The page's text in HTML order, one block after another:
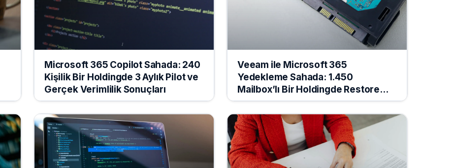
Microsoft 365 Copilot Sahada: 240
Kişilik Bir Holdingde 3 Aylık Pilot ve
Gerçek Verimlilik Sonuçları
Veeam ile Microsoft 365
Yedekleme Sahada: 1.450
Mailbox’lı Bir Holdingde Restore
Senaryoları